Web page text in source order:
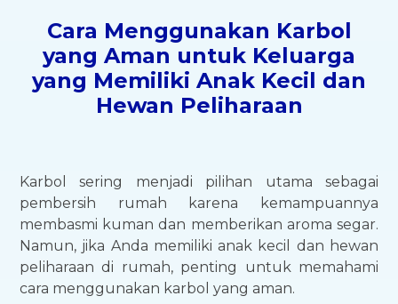
Cara Menggunakan Karbol
yang Aman untuk Keluarga
yang Memiliki Anak Kecil dan
Hewan Peliharaan
Karbol sering menjadi pilihan utama sebagai
pembersih rumah karena kemampuannya
membasmi kuman dan memberikan aroma segar.
Namun, jika Anda memiliki anak kecil dan hewan
peliharaan di rumah, penting untuk memahami
cara menggunakan karbol yang aman.